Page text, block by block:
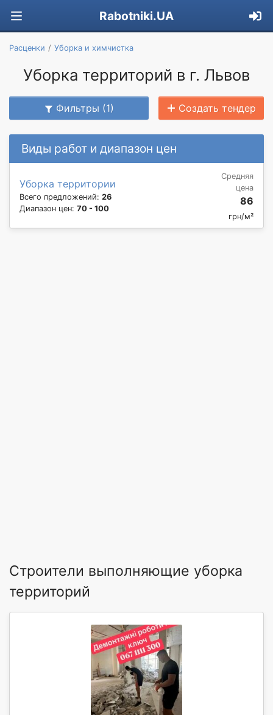
Rabotniki.UA
Расценки Уборка и химчистка
Уборка территорий в г. Львов
Фильтры (1) Создать тендер
Виды работ и диапазон цен
Уборка территории
Всего предложений: 26
Диапазон цен: 70 - 100
Средняя
цена
86
грн/м²
Строители выполняющие уборка
территорий